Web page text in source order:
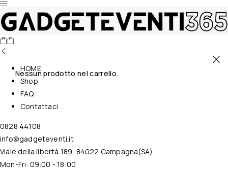
Nessun prodotto nel carrello.
HOME
Shop
FAQ
Contattaci
0828 44108
info@gadgeteventi.it
Viale della libertà 189, 84022 Campagna(SA)
Mon-Fri: 09:00 - 18:00